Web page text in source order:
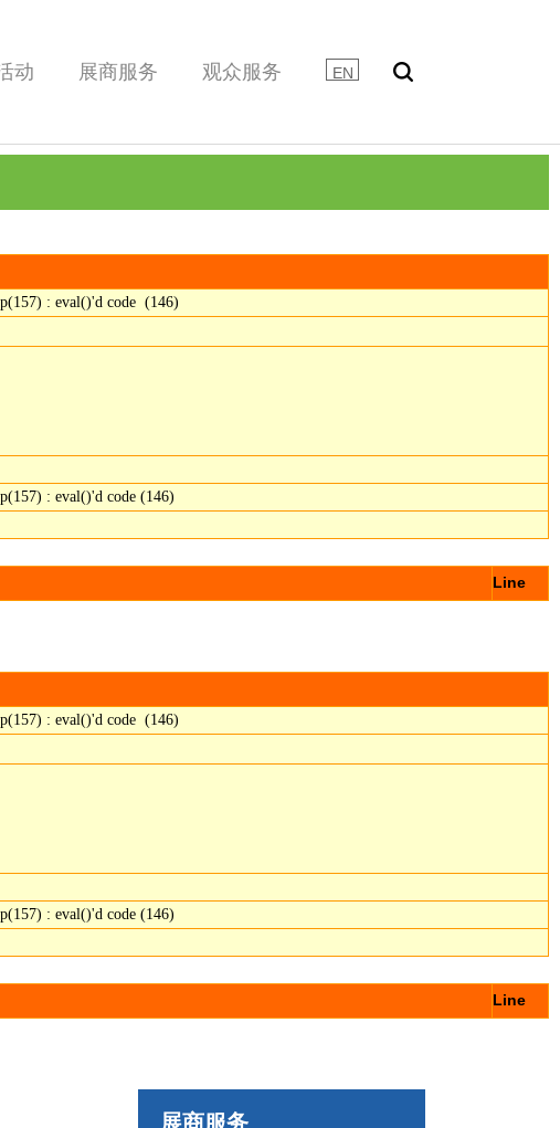
动 展商服务 观众服务 EN
: eval()'d code (146)
: eval()'d code (146)
Line
: eval()'d code (146)
: eval()'d code (146)
Line
展商服务